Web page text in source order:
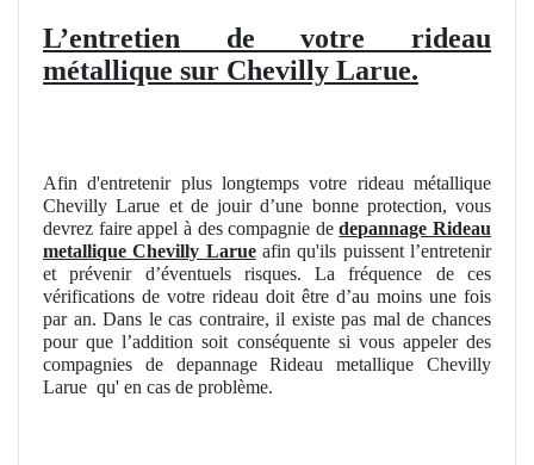
L’entretien de votre rideau
métallique sur Chevilly Larue.
Afin d'entretenir plus longtemps votre rideau métallique
Chevilly Larue et de jouir d’une bonne protection, vous
devrez faire appel à des compagnie dedepannage Rideau
metallique Chevilly Larueafin qu'ils puissent l’entretenir
et prévenir d’éventuels risques. La fréquence de ces
vérifications de votre rideau doit être d’au moins une fois
par an. Dans le cas contraire, il existe pas mal de chances
pour que l’addition soit conséquente si vous appeler des
compagnies de depannage Rideau metallique Chevilly
Larue qu' en cas de problème.